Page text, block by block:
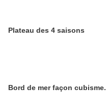
Plateau des 4 saisons
Bord de mer façon cubisme.